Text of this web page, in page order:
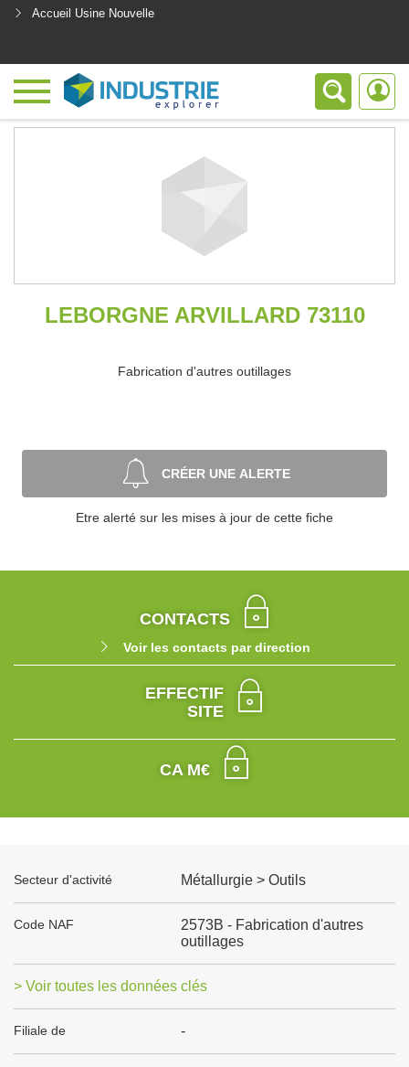
Accueil Usine Nouvelle
LEBORGNE ARVILLARD 73110
Fabrication d'autres outillages
CRÉER UNE ALERTE
Etre alerté sur les mises à jour de cette fiche
CONTACTS
Voir les contacts par direction
EFFECTIF
SITE
CA M€
Secteur d'activité Métallurgie > Outils
Code NAF
2573B - Fabrication d'autres
outillages
> Voir toutes les données clés
Filiale de -